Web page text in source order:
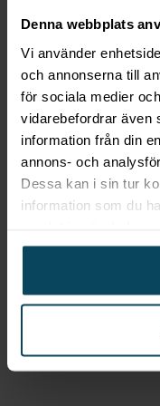
Denna webbplats
Vi använder
och annonserna till
för sociala medier
vidarebefordrar även
information från din
annons- och
Dessa kan i sin tur
information som du
Risängsgatan 4
504 68 Borås
Org. no: 559365-
Meny
Mitt konto
Katalogvaror
Besök vår